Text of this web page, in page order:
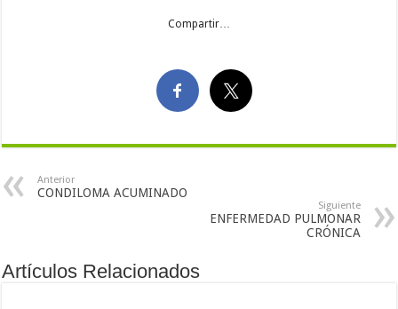
Compartir…
Anterior
CONDILOMA ACUMINADO
Siguiente
ENFERMEDAD PULMONAR
CRÓNICA
Artículos Relacionados